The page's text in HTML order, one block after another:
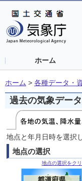
ホーム
ホーム > 各種データ・
過去の気象デー
地点と年月日時を選択
地点の選択
地点の選択をク